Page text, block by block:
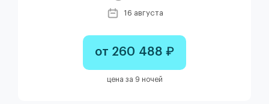
16 августа
от 260 488 ₽
цена за 9 ночей